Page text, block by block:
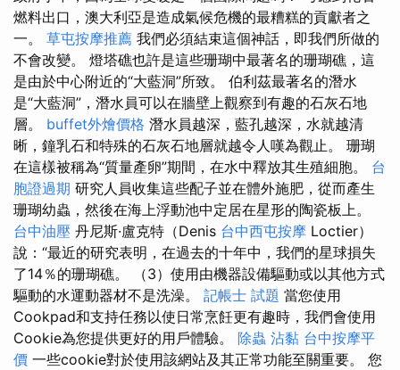
燃料出口，澳大利亞是造成氣候危機的最糟糕的貢獻者之
一。 草屯按摩推薦 我們必須結束這個神話，即我們所做的
不會改變。 燈塔礁也許是這些珊瑚中最著名的珊瑚礁，這
是由於中心附近的“大藍洞”所致。 伯利茲最著名的潛水
是“大藍洞”，潛水員可以在牆壁上觀察到有趣的石灰石地
層。 buffet外燴價格 潛水員越深，藍孔越深，水就越清
晰，鐘乳石和特殊的石灰石地層就越令人嘆為觀止。 珊瑚
在這樣被稱為“質量產卵”期間，在水中釋放其生殖細胞。 台
胞證過期 研究人員收集這些配子並在體外施肥，從而產生
珊瑚幼蟲，然後在海上浮動池中定居在星形的陶瓷板上。
台中油壓 丹尼斯·盧克特（Denis 台中西屯按摩 Loctier）
說：“最近的研究表明，在過去的十年中，我們的星球損失
了14％的珊瑚礁。 （3）使用由機器設備驅動或以其他方式
驅動的水運動器材不是洗澡。 記帳士 試題 當您使用
Cookpad和支持任務以使日常烹飪更有趣時，我們會使用
Cookie為您提供更好的用戶體驗。 除蟲 沾黏 台中按摩平
價 一些cookie對於使用該網站及其正常功能至關重要。 您